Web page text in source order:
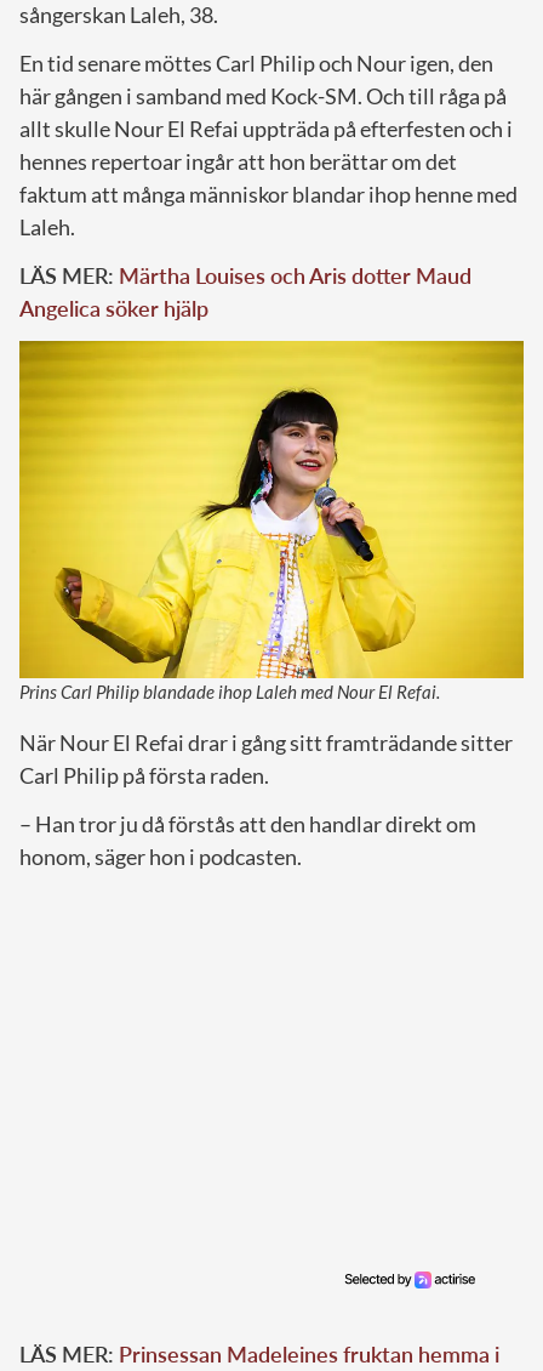
sångerskan Laleh, 38.
En tid senare möttes Carl Philip och Nour igen, den
här gången i samband med Kock-SM. Och till råga på
allt skulle Nour El Refai uppträda på efterfesten och i
hennes repertoar ingår att hon berättar om det
faktum att många människor blandar ihop henne med
Laleh.
LÄS MER: Märtha Louises och Aris dotter Maud
Angelica söker hjälp
Prins Carl Philip blandade ihop Laleh med Nour El Refai.
När Nour El Refai drar i gång sitt framträdande sitter
Carl Philip på första raden.
– Han tror ju då förstås att den handlar direkt om
honom, säger hon i podcasten.
LÄS MER: Prinsessan Madeleines fruktan hemma i